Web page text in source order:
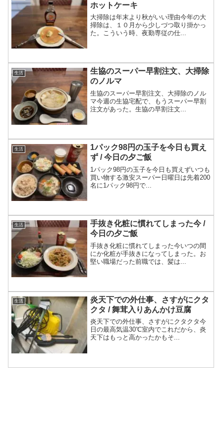
ホットケーキ
大掃除は年末より秋がいい理由今年の大
掃除は、１０月から少しづつ取り掛かっ
た。こういう時、夜勤専従の仕...
生活
生協のスーパー早割注文、大掃除
のノルマ
生協のスーパー早割注文、大掃除のノル
マ今週の生協宅配で、もうスーパー早割
注文があった。生協の早割注文...
生活
1パック98円の玉子を今日も買え
ず / 今日の夕ご飯
1パック98円の玉子を今日も買えずいつも
買い物する激安スーパー日曜日は先着200
名に1パック98円で...
生活
手抜き化粧に慣れてしまった今 /
今日の夕ご飯
手抜き化粧に慣れてしまった今いつの間
にか化粧が手抜きになってしまった。お
堅い職場だった前職では、髪は...
生活
炎天下での外仕事、さすがにクタ
クタ / 舞茸入りあんかけ豆腐
炎天下での外仕事、さすがにクタクタ今
日の最高気温30℃室内でこれだから、炎
天下はもっと高かったかもそ...